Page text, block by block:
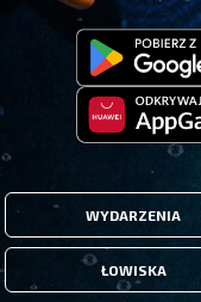
WYDARZENIA
ŁOWISKA